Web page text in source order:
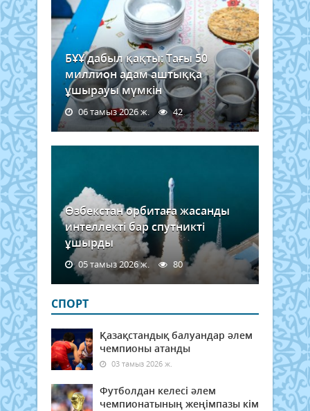
БҰҰ дабыл қақты: Тағы 50
миллион адам аштыққа
ұшырауы мүмкін
06 тамыз 2026 ж. 42
Өзбекстан орбитаға жасанды
интеллекті бар спутникті
ұшырды
05 тамыз 2026 ж. 80
СПОРТ
Қазақстандық балуандар әлем
чемпионы атанды
03 тамыз 2026 ж.
Футболдан келесі әлем
чемпионатының жеңімпазы кім